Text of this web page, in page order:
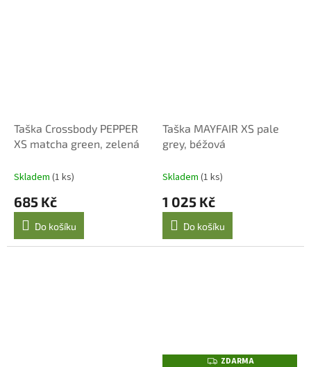
Taška Crossbody PEPPER
XS matcha green, zelená
Skladem (1 ks)
685 Kč
Do košíku
Taška MAYFAIR XS pale
grey, béžová
Skladem (1 ks)
1 025 Kč
Do košíku
ZZDARMA